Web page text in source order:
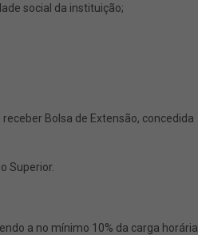
social da instituição;
Bolsa de Extensão, concedida
Superior.
a no mínimo 10% da carga horária